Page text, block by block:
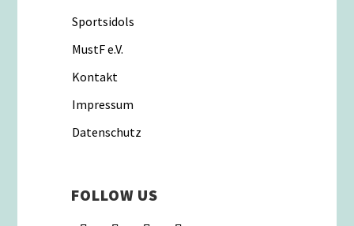
Sportsidols
MustF e.V.
Kontakt
Impressum
Datenschutz
FOLLOW US